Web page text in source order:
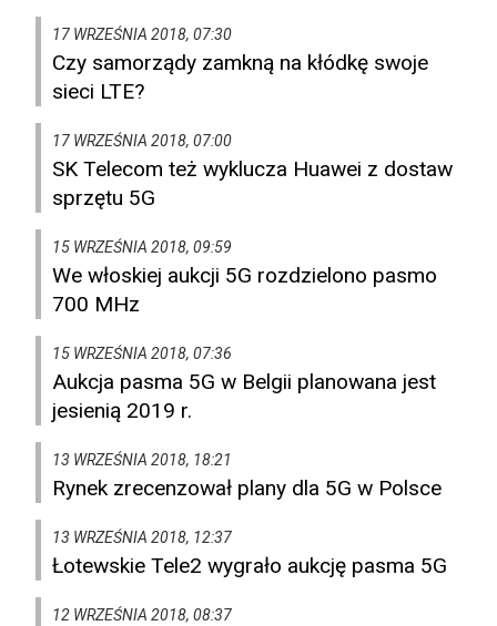
17 WRZEŚNIA 2018, 07:30
Czy samorządy zamkną na kłódkę swoje
sieci LTE?
17 WRZEŚNIA 2018, 07:00
SK Telecom też wyklucza Huawei z dostaw
sprzętu 5G
15 WRZEŚNIA 2018, 09:59
We włoskiej aukcji 5G rozdzielono pasmo
700 MHz
15 WRZEŚNIA 2018, 07:36
Aukcja pasma 5G w Belgii planowana jest
jesienią 2019 r.
13 WRZEŚNIA 2018, 18:21
Rynek zrecenzował plany dla 5G w Polsce
13 WRZEŚNIA 2018, 12:37
Łotewskie Tele2 wygrało aukcję pasma 5G
12 WRZEŚNIA 2018, 08:37